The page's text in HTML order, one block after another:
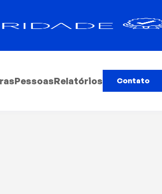
PessoasRelatórios Contato